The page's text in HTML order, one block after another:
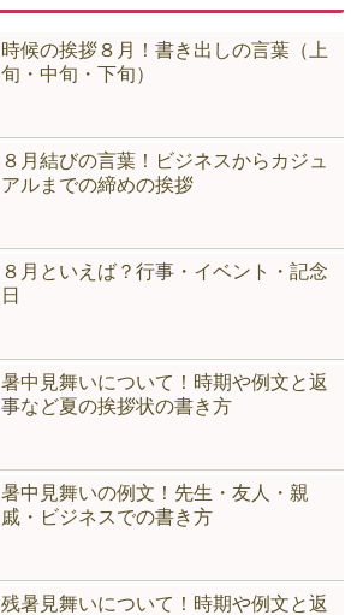
時候の挨拶８月！書き出しの言葉（上
旬・中旬・下旬）
８月結びの言葉！ビジネスからカジュ
アルまでの締めの挨拶
８月といえば？行事・イベント・記念
日
暑中見舞いについて！時期や例文と返
事など夏の挨拶状の書き方
暑中見舞いの例文！先生・友人・親
戚・ビジネスでの書き方
残暑見舞いについて！時期や例文と返